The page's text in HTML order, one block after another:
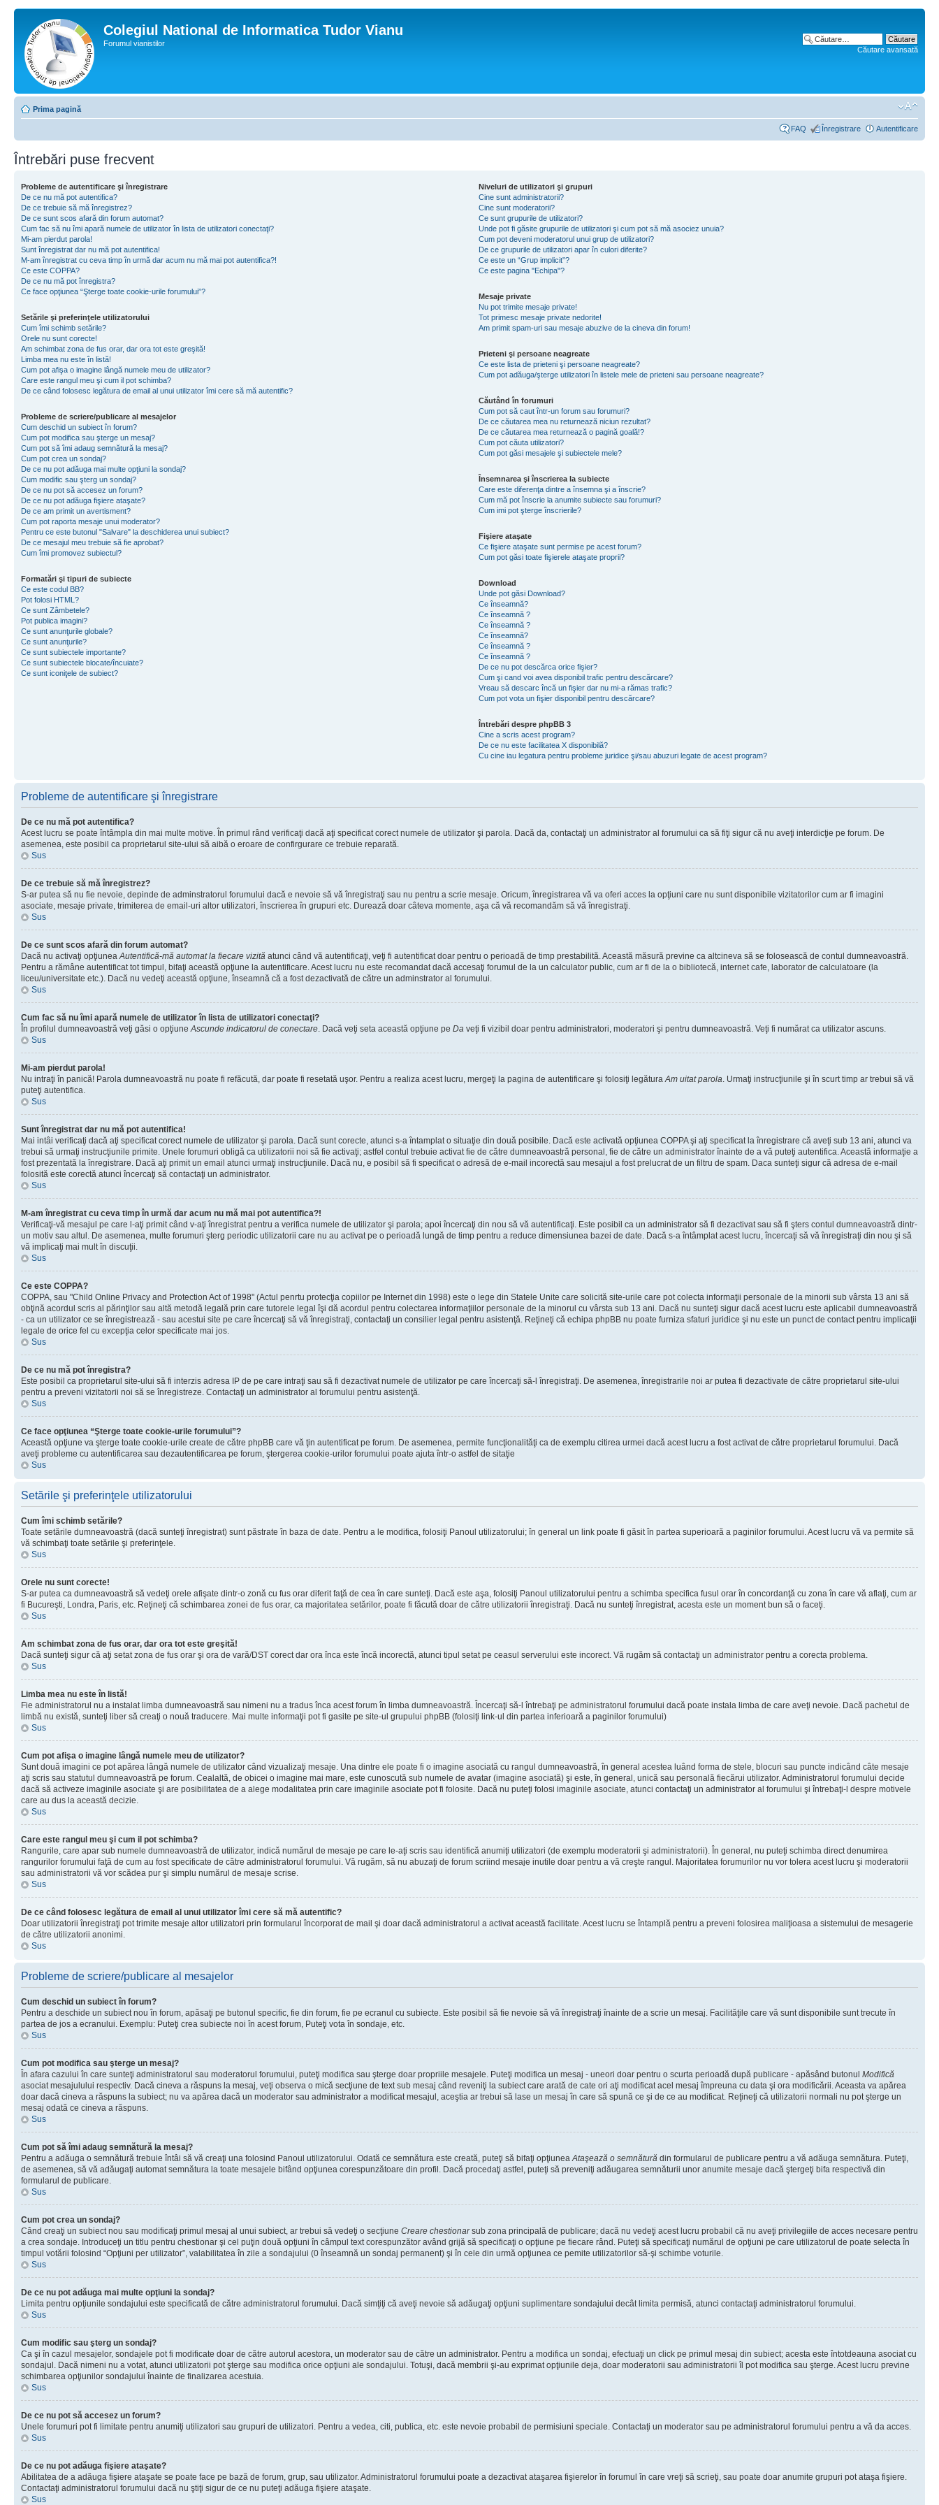
Colegiul National de Informatica Tudor Vianu
Forumul vianistilor
Căutare avansată
Prima pagină
FAQ Înregistrare Autentificare
Întrebări puse frecvent
Probleme de autentificare şi înregistrare
De ce nu mă pot autentifica?
De ce trebuie să mă înregistrez?
De ce sunt scos afară din forum automat?
Cum fac să nu îmi apară numele de utilizator în lista de utilizatori conectaţi?
Mi-am pierdut parola!
Sunt înregistrat dar nu mă pot autentifica!
M-am înregistrat cu ceva timp în urmă dar acum nu mă mai pot autentifica?!
Ce este COPPA?
De ce nu mă pot înregistra?
Ce face opţiunea “Şterge toate cookie-urile forumului”?
Setările şi preferinţele utilizatorului
Cum îmi schimb setările?
Orele nu sunt corecte!
Am schimbat zona de fus orar, dar ora tot este greşită!
Limba mea nu este în listă!
Cum pot afişa o imagine lângă numele meu de utilizator?
Care este rangul meu şi cum il pot schimba?
De ce când folosesc legătura de email al unui utilizator îmi cere să mă autentific?
Probleme de scriere/publicare al mesajelor
Cum deschid un subiect în forum?
Cum pot modifica sau şterge un mesaj?
Cum pot să îmi adaug semnătură la mesaj?
Cum pot crea un sondaj?
De ce nu pot adăuga mai multe opţiuni la sondaj?
Cum modific sau şterg un sondaj?
De ce nu pot să accesez un forum?
De ce nu pot adăuga fişiere ataşate?
De ce am primit un avertisment?
Cum pot raporta mesaje unui moderator?
Pentru ce este butonul "Salvare" la deschiderea unui subiect?
De ce mesajul meu trebuie să fie aprobat?
Cum îmi promovez subiectul?
Formatări şi tipuri de subiecte
Ce este codul BB?
Pot folosi HTML?
Ce sunt Zâmbetele?
Pot publica imagini?
Ce sunt anunţurile globale?
Ce sunt anunţurile?
Ce sunt subiectele importante?
Ce sunt subiectele blocate/încuiate?
Ce sunt iconiţele de subiect?
Niveluri de utilizatori şi grupuri
Cine sunt administratorii?
Cine sunt moderatorii?
Ce sunt grupurile de utilizatori?
Unde pot fi găsite grupurile de utilizatori şi cum pot să mă asociez unuia?
Cum pot deveni moderatorul unui grup de utilizatori?
De ce grupurile de utilizatori apar în culori diferite?
Ce este un “Grup implicit”?
Ce este pagina "Echipa"?
Mesaje private
Nu pot trimite mesaje private!
Tot primesc mesaje private nedorite!
Am primit spam-uri sau mesaje abuzive de la cineva din forum!
Prieteni şi persoane neagreate
Ce este lista de prieteni şi persoane neagreate?
Cum pot adăuga/şterge utilizatori în listele mele de prieteni sau persoane neagreate?
Căutând în forumuri
Cum pot să caut într-un forum sau forumuri?
De ce căutarea mea nu returnează niciun rezultat?
De ce căutarea mea returnează o pagină goală!?
Cum pot căuta utilizatori?
Cum pot găsi mesajele şi subiectele mele?
Însemnarea şi înscrierea la subiecte
Care este diferenţa dintre a însemna şi a înscrie?
Cum mă pot înscrie la anumite subiecte sau forumuri?
Cum imi pot şterge înscrierile?
Fişiere ataşate
Ce fişiere ataşate sunt permise pe acest forum?
Cum pot găsi toate fişierele ataşate proprii?
Download
Unde pot găsi Download?
Ce înseamnă?
Ce înseamnă ?
Ce înseamnă ?
Ce înseamnă?
Ce înseamnă ?
Ce înseamnă ?
De ce nu pot descărca orice fişier?
Cum şi cand voi avea disponibil trafic pentru descărcare?
Vreau să descarc încă un fişier dar nu mi-a rămas trafic?
Cum pot vota un fişier disponibil pentru descărcare?
Întrebări despre phpBB 3
Cine a scris acest program?
De ce nu este facilitatea X disponibilă?
Cu cine iau legatura pentru probleme juridice şi/sau abuzuri legate de acest program?
Probleme de autentificare şi înregistrare
De ce nu mă pot autentifica?
Acest lucru se poate întâmpla din mai multe motive. În primul rând verificaţi dacă aţi specificat corect numele de utilizator şi parola. Dacă da, contactaţi un administrator al forumului ca să fiţi sigur că nu aveţi interdicţie pe forum. De
asemenea, este posibil ca proprietarul site-ului să aibă o eroare de confirgurare ce trebuie reparată.
Sus
De ce trebuie să mă înregistrez?
S-ar putea să nu fie nevoie, depinde de adminstratorul forumului dacă e nevoie să vă înregistraţi sau nu pentru a scrie mesaje. Oricum, înregistrarea vă va oferi acces la opţiuni care nu sunt disponibile vizitatorilor cum ar fi imagini
asociate, mesaje private, trimiterea de email-uri altor utilizatori, înscrierea în grupuri etc. Durează doar câteva momente, aşa că vă recomandăm să vă înregistraţi.
Sus
De ce sunt scos afară din forum automat?
Dacă nu activaţi opţiuneaAutentifică-mă automat la fiecare vizită atunci când vă autentificaţi, veţi fi autentificat doar pentru o perioadă de timp prestabilită. Această măsură previne ca altcineva să se folosească de contul dumneavoastră.
Pentru a rămâne autentificat tot timpul, bifaţi această opţiune la autentificare. Acest lucru nu este recomandat dacă accesaţi forumul de la un calculator public, cum ar fi de la o bibliotecă, internet cafe, laborator de calculatoare (la
liceu/universitate etc.). Dacă nu vedeţi această opţiune, înseamnă că a fost dezactivată de către un adminstrator al forumului.
Sus
Cum fac să nu îmi apară numele de utilizator în lista de utilizatori conectaţi?
În profilul dumneavoastră veţi găsi o opţiuneAscunde indicatorul de conectare. Dacă veţi seta această opţiune pe Da veţi fi vizibil doar pentru administratori, moderatori şi pentru dumneavoastră. Veţi fi numărat ca utilizator ascuns.
Sus
Mi-am pierdut parola!
Nu intraţi în panică! Parola dumneavoastră nu poate fi refăcută, dar poate fi resetată uşor. Pentru a realiza acest lucru, mergeţi la pagina de autentificare şi folosiţi legăturaAm uitat parola. Urmaţi instrucţiunile şi în scurt timp ar trebui să vă
puteţi autentifica.
Sus
Sunt înregistrat dar nu mă pot autentifica!
Mai intâi verificaţi dacă aţi specificat corect numele de utilizator şi parola. Dacă sunt corecte, atunci s-a întamplat o situaţie din două posibile. Dacă este activată opţiunea COPPA şi aţi specificat la înregistrare că aveţi sub 13 ani, atunci va
trebui să urmaţi instrucţiunile primite. Unele forumuri obligă ca utilizatorii noi să fie activaţi; astfel contul trebuie activat fie de către dumneavoastră personal, fie de către un administrator înainte de a vă puteţi autentifica. Această informaţie a
fost prezentată la înregistrare. Dacă aţi primit un email atunci urmaţi instrucţiunile. Dacă nu, e posibil să fi specificat o adresă de e-mail incorectă sau mesajul a fost prelucrat de un filtru de spam. Daca sunteţi sigur că adresa de e-mail
folosită este corectă atunci încercaţi să contactaţi un administrator.
Sus
M-am înregistrat cu ceva timp în urmă dar acum nu mă mai pot autentifica?!
Verificaţi-vă mesajul pe care l-aţi primit când v-aţi înregistrat pentru a verifica numele de utilizator şi parola; apoi încercaţi din nou să vă autentificaţi. Este posibil ca un administrator să fi dezactivat sau să fi şters contul dumneavoastră dintr-
un motiv sau altul. De asemenea, multe forumuri şterg periodic utilizatorii care nu au activat pe o perioadă lungă de timp pentru a reduce dimensiunea bazei de date. Dacă s-a întâmplat acest lucru, încercaţi să vă înregistraţi din nou şi să
vă implicaţi mai mult în discuţii.
Sus
Ce este COPPA?
COPPA, sau "Child Online Privacy and Protection Act of 1998" (Actul penrtu protecţia copiilor pe Internet din 1998) este o lege din Statele Unite care solicită site-urile care pot colecta informaţii personale de la minorii sub vârsta 13 ani să
obţină acordul scris al părinţilor sau altă metodă legală prin care tutorele legal îşi dă acordul pentru colectarea informaţiilor personale de la minorul cu vârsta sub 13 ani. Dacă nu sunteţi sigur dacă acest lucru este aplicabil dumneavoastră
- ca un utilizator ce se înregistrează - sau acestui site pe care încercaţi să vă înregistraţi, contactaţi un consilier legal pentru asistenţă. Reţineţi că echipa phpBB nu poate furniza sfaturi juridice şi nu este un punct de contact pentru implicaţii
legale de orice fel cu excepţia celor specificate mai jos.
Sus
De ce nu mă pot înregistra?
Este posibil ca proprietarul site-ului să fi interzis adresa IP de pe care intraţi sau să fi dezactivat numele de utilizator pe care încercaţi să-l înregistraţi. De asemenea, înregistrarile noi ar putea fi dezactivate de către proprietarul site-ului
pentru a preveni vizitatorii noi să se înregistreze. Contactaţi un administrator al forumului pentru asistenţă.
Sus
Ce face opţiunea “Şterge toate cookie-urile forumului”?
Această opţiune va şterge toate cookie-urile create de către phpBB care vă ţin autentificat pe forum. De asemenea, permite funcţionalităţi ca de exemplu citirea urmei dacă acest lucru a fost activat de către proprietarul forumului. Dacă
aveţi probleme cu autentificarea sau dezautentificarea pe forum, ştergerea cookie-urilor forumului poate ajuta într-o astfel de sitaţie
Sus
Setările şi preferinţele utilizatorului
Cum îmi schimb setările?
Toate setările dumneavoastră (dacă sunteţi înregistrat) sunt păstrate în baza de date. Pentru a le modifica, folosiţi Panoul utilizatorului; în general un link poate fi găsit în partea superioară a paginilor forumului. Acest lucru vă va permite să
vă schimbaţi toate setările şi preferinţele.
Sus
Orele nu sunt corecte!
S-ar putea ca dumneavoastră să vedeţi orele afişate dintr-o zonă cu fus orar diferit faţă de cea în care sunteţi. Dacă este aşa, folosiţi Panoul utilizatorului pentru a schimba specifica fusul orar în concordanţă cu zona în care vă aflaţi, cum ar
fi Bucureşti, Londra, Paris, etc. Reţineţi că schimbarea zonei de fus orar, ca majoritatea setărilor, poate fi făcută doar de către utilizatorii înregistraţi. Dacă nu sunteţi înregistrat, acesta este un moment bun să o faceţi.
Sus
Am schimbat zona de fus orar, dar ora tot este greşită!
Dacă sunteţi sigur că aţi setat zona de fus orar şi ora de vară/DST corect dar ora înca este încă incorectă, atunci tipul setat pe ceasul serverului este incorect. Vă rugăm să contactaţi un administrator pentru a corecta problema.
Sus
Limba mea nu este în listă!
Fie administratorul nu a instalat limba dumneavoastră sau nimeni nu a tradus înca acest forum în limba dumneavoastră. Încercaţi să-l întrebaţi pe administratorul forumului dacă poate instala limba de care aveţi nevoie. Dacă pachetul de
limbă nu există, sunteţi liber să creaţi o nouă traducere. Mai multe informaţii pot fi gasite pe site-ul grupului phpBB (folosiţi link-ul din partea inferioară a paginilor forumului)
Sus
Cum pot afişa o imagine lângă numele meu de utilizator?
Sunt două imagini ce pot apărea lângă numele de utilizator când vizualizaţi mesaje. Una dintre ele poate fi o imagine asociată cu rangul dumneavoastră, în general acestea luând forma de stele, blocuri sau puncte indicând câte mesaje
aţi scris sau statutul dumneavoastră pe forum. Cealaltă, de obicei o imagine mai mare, este cunoscută sub numele de avatar (imagine asociată) şi este, în general, unică sau personală fiecărui utilizator. Administratorul forumului decide
dacă să activeze imaginile asociate şi are posibilitatea de a alege modalitatea prin care imaginile asociate pot fi folosite. Dacă nu puteţi folosi imaginile asociate, atunci contactaţi un administrator al forumului şi întrebaţi-l despre motivele
care au dus la această decizie.
Sus
Care este rangul meu şi cum il pot schimba?
Rangurile, care apar sub numele dumneavoastră de utilizator, indică numărul de mesaje pe care le-aţi scris sau identifică anumiţi utilizatori (de exemplu moderatorii şi administratorii). În general, nu puteţi schimba direct denumirea
rangurilor forumului faţă de cum au fost specificate de către administratorul forumului. Vă rugăm, să nu abuzaţi de forum scriind mesaje inutile doar pentru a vă creşte rangul. Majoritatea forumurilor nu vor tolera acest lucru şi moderatorii
sau administratorii vă vor scădea pur şi simplu numărul de mesaje scrise.
Sus
De ce când folosesc legătura de email al unui utilizator îmi cere să mă autentific?
Doar utilizatorii înregistraţi pot trimite mesaje altor utilizatori prin formularul încorporat de mail şi doar dacă administratorul a activat această facilitate. Acest lucru se întamplă pentru a preveni folosirea maliţioasa a sistemului de mesagerie
de către utilizatorii anonimi.
Sus
Probleme de scriere/publicare al mesajelor
Cum deschid un subiect în forum?
Pentru a deschide un subiect nou în forum, apăsaţi pe butonul specific, fie din forum, fie pe ecranul cu subiecte. Este posibil să fie nevoie să vă înregistraţi înainte de a scrie un mesaj. Facilităţile care vă sunt disponibile sunt trecute în
partea de jos a ecranului. Exemplu: Puteţi crea subiecte noi în acest forum, Puteţi vota în sondaje, etc.
Sus
Cum pot modifica sau şterge un mesaj?
În afara cazului în care sunteţi administratorul sau moderatorul forumului, puteţi modifica sau şterge doar propriile mesajele. Puteţi modifica un mesaj - uneori doar pentru o scurta perioadă după publicare - apăsând butonul Modifică
asociat mesajulului respectiv. Dacă cineva a răspuns la mesaj, veţi observa o mică secţiune de text sub mesaj când reveniţi la subiect care arată de cate ori aţi modificat acel mesaj împreuna cu data şi ora modificării. Aceasta va apărea
doar dacă cineva a răspuns la subiect; nu va apărea dacă un moderator sau administrator a modificat mesajul, aceştia ar trebui să lase un mesaj în care să spună ce şi de ce au modificat. Reţineţi că utilizatorii normali nu pot şterge un
mesaj odată ce cineva a răspuns.
Sus
Cum pot să îmi adaug semnătură la mesaj?
Pentru a adăuga o semnătură trebuie întâi să vă creaţi una folosind Panoul utilizatorului. Odată ce semnătura este creată, puteţi să bifaţi opţiuneaAtaşează o semnătură din formularul de publicare pentru a vă adăuga semnătura. Puteţi,
de asemenea, să vă adăugaţi automat semnătura la toate mesajele bifând opţiunea corespunzătoare din profil. Dacă procedaţi astfel, puteţi să preveniţi adăugarea semnăturii unor anumite mesaje dacă ştergeţi bifa respectivă din
formularul de publicare.
Sus
Cum pot crea un sondaj?
Când creaţi un subiect nou sau modificaţi primul mesaj al unui subiect, ar trebui să vedeţi o secţiune Creare chestionarsub zona principală de publicare; dacă nu vedeţi acest lucru probabil că nu aveţi privilegiile de acces necesare pentru
a crea sondaje. Introduceţi un titlu pentru chestionar şi cel puţin două opţiuni în câmpul text corespunzător având grijă să specificaţi o opţiune pe fiecare rând. Puteţi să specificaţi numărul de opţiuni pe care utilizatorul de poate selecta în
timpul votării folosind “Opţiuni per utilizator”, valabilitatea în zile a sondajului (0 înseamnă un sondaj permanent) şi în cele din urmă opţiunea ce pemite utilizatorilor să-şi schimbe voturile.
Sus
De ce nu pot adăuga mai multe opţiuni la sondaj?
Limita pentru opţiunile sondajului este specificată de către administratorul forumului. Dacă simţiţi că aveţi nevoie să adăugaţi opţiuni suplimentare sondajului decât limita permisă, atunci contactaţi administratorul forumului.
Sus
Cum modific sau şterg un sondaj?
Ca şi în cazul mesajelor, sondajele pot fi modificate doar de către autorul acestora, un moderator sau de către un administrator. Pentru a modifica un sondaj, efectuaţi un click pe primul mesaj din subiect; acesta este întotdeauna asociat cu
sondajul. Dacă nimeni nu a votat, atunci utilizatorii pot şterge sau modifica orice opţiuni ale sondajului. Totuşi, dacă membrii şi-au exprimat opţiunile deja, doar moderatorii sau administratorii îl pot modifica sau şterge. Acest lucru previne
schimbarea opţiunilor sondajului înainte de finalizarea acestuia.
Sus
De ce nu pot să accesez un forum?
Unele forumuri pot fi limitate pentru anumiţi utilizatori sau grupuri de utilizatori. Pentru a vedea, citi, publica, etc. este nevoie probabil de permisiuni speciale. Contactaţi un moderator sau pe administratorul forumului pentru a vă da acces.
Sus
De ce nu pot adăuga fişiere ataşate?
Abilitatea de a adăuga fişiere ataşate se poate face pe bază de forum, grup, sau utilizator. Administratorul forumului poate a dezactivat ataşarea fişierelor în forumul în care vreţi să scrieţi, sau poate doar anumite grupuri pot ataşa fişiere.
Contactaţi administratorul forumului dacă nu ştiţi sigur de ce nu puteţi adăuga fişiere ataşate.
Sus